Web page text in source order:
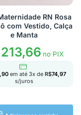
RN Rosa
com Vestido, Calça
e Manta
no PIX
em até 3x de R$74,97
s/juros